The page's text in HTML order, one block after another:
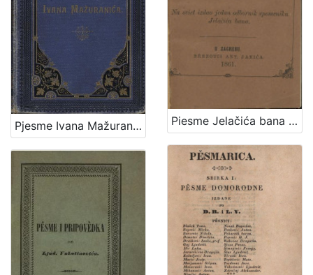
Pjesme Ivana Mažuranića : sa slikom i autografom pjesnika ter sa fototipijom pjesnika na odru / izdao Vladimir Mažuranić. Piesme Jelačića bana / u stihomierju izvornika, preveo Demeter